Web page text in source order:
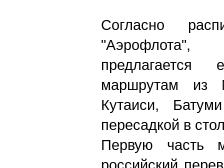
Согласно
"Аэрофлота",
маршрутам из
Кутаиси,
пересадкой в
Первую часть